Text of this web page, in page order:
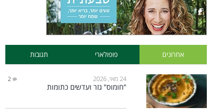
אחרונים פופולארי תגובות
24 מאי, 2026 2
"חומוס" גזר ועדשים כתומות